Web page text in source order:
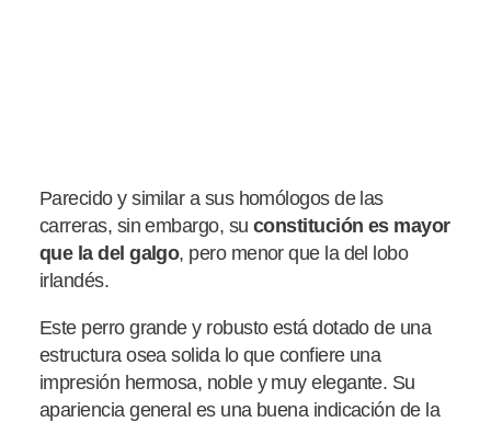
Parecido y similar a sus homólogos de las
carreras, sin embargo, su constitución es mayor
que la del galgo, pero menor que la del lobo
irlandés.
Este perro grande y robusto está dotado de una
estructura osea solida lo que confiere una
impresión hermosa, noble y muy elegante. Su
apariencia general es una buena indicación de la